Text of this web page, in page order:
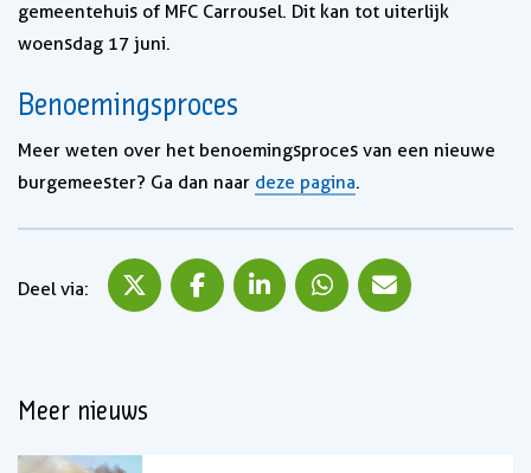
gemeentehuis of MFC Carrousel. Dit kan tot uiterlijk
woensdag 17 juni.
Benoemingsproces
Meer weten over het benoemingsproces van een nieuwe
burgemeester? Ga dan naar deze pagina.
Deel via:
Deel via XDeel via Facebook
Deel via LinkedInDeel via WhatsApp
Meer nieuws